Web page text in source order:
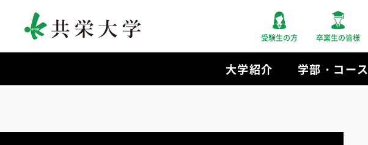
受験生の方 卒業生の皆様
大学紹介 学部・コース